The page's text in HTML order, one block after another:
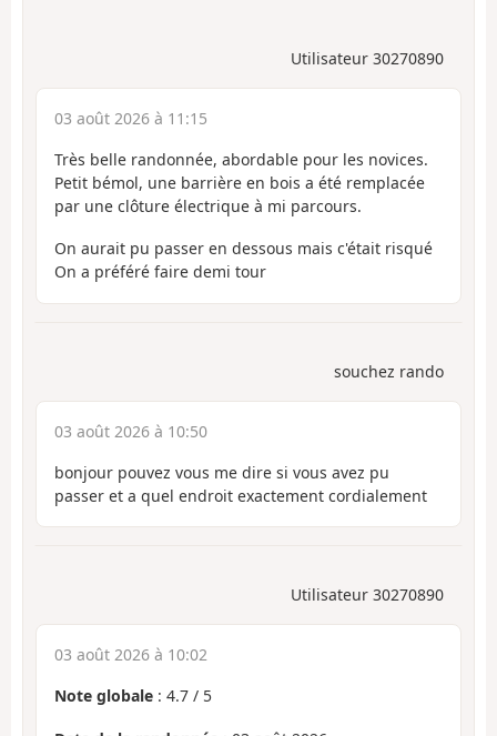
Utilisateur 30270890
03 août 2026 à 11:15
Très belle randonnée, abordable pour les novices.
Petit bémol, une barrière en bois a été remplacée
par une clôture électrique à mi parcours.
On aurait pu passer en dessous mais c'était risqué
On a préféré faire demi tour
souchez rando
03 août 2026 à 10:50
bonjour pouvez vous me dire si vous avez pu
passer et a quel endroit exactement cordialement
Utilisateur 30270890
03 août 2026 à 10:02
Note globale : 4.7 / 5